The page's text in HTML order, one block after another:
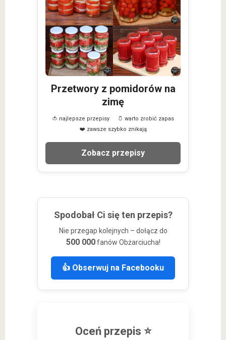
Przetwory z pomidorów na
zimę
🍅 najlepsze przepisy
🫙 warto zrobić zapas
❤️ zawsze szybko znikają
Zobacz przepisy
Spodobał Ci się ten przepis?
Nie przegap kolejnych – dołącz do
500 000fanów Obżarciucha!
👍 Obserwuj na Facebooku
Oceń przepis ⭐